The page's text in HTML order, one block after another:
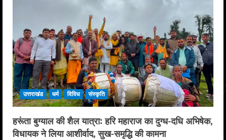
उत्तराखंड धर्म विविध संस्कृति
हरूंता बुग्याल की शैल यात्रा: हरि महाराज का दुग्ध-दधि अभिषेक,
विधायक ने लिया आशीर्वाद, सुख-समृद्धि की कामना